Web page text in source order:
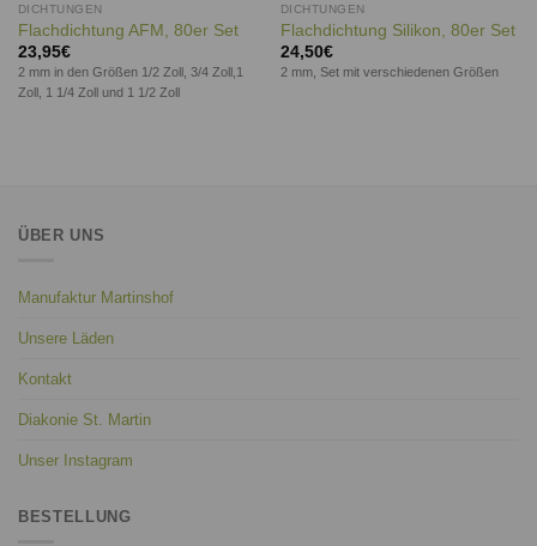
DICHTUNGEN
Flachdichtung AFM, 80er Set
23,95€
2 mm in den Größen 1/2 Zoll, 3/4 Zoll,1
Zoll, 1 1/4 Zoll und 1 1/2 Zoll
DICHTUNGEN
Flachdichtung Silikon, 80er Set
24,50€
2 mm, Set mit verschiedenen Größen
ÜBER UNS
Manufaktur Martinshof
Unsere Läden
Kontakt
Diakonie St. Martin
Unser Instagram
BESTELLUNG